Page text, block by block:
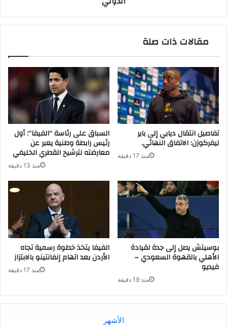
مقالات ذات صلة
السباق على رئاسة “الفيفا”: أول
رئيس رابطة وطنية يعبر عن
معارضته لترشيح القطري الخليفي
منذ 13 دقيقة
تفاصيل انتقال ديابي إلى باير
ليفركوزن: الاتفاق النهائي.
منذ 17 دقيقة
الفيفا يتخذ خطوة رسمية تجاه
الأردن بعد اتهام إنفانتينو بالابتزاز
منذ 17 دقيقة
بوسيتش يصل إلى جدة لقيادة
الأهلي بالقهوة السعودي –
فيديو
منذ 19 دقيقة
الأشهر